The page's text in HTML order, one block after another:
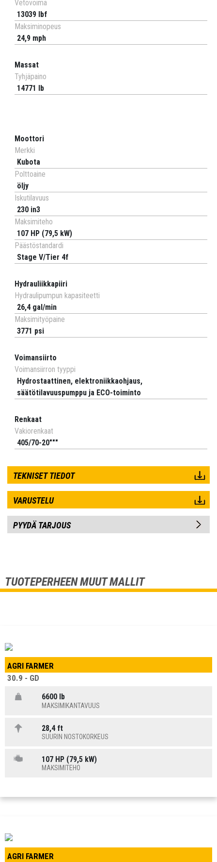
Vetovoima
13039 lbf
Maksiminopeus
24,9 mph
Massat
Tyhjäpaino
14771 lb
Moottori
Merkki
Kubota
Polttoaine
öljy
Iskutilavuus
230 in3
Maksimiteho
107 HP (79,5 kW)
Päästöstandardi
Stage V/Tier 4f
Hydrauliikkapiiri
Hydraulipumpun kapasiteetti
26,4 gal/min
Maksimityöpaine
3771 psi
Voimansiirto
Voimansiirron tyyppi
Hydrostaattinen, elektroniikkaohjaus,
säätötilavuuspumppu ja ECO-toiminto
Renkaat
Vakiorenkaat
405/70-20"""
TEKNISET TIEDOT
VARUSTELU
PYYDÄ TARJOUS
TUOTEPERHEEN MUUT MALLIT
AGRI FARMER
30.9 - GD
6600 lb
MAKSIMIKANTAVUUS
28,4 ft
SUURIN NOSTOKORKEUS
107 HP (79,5 kW)
MAKSIMITEHO
AGRI FARMER